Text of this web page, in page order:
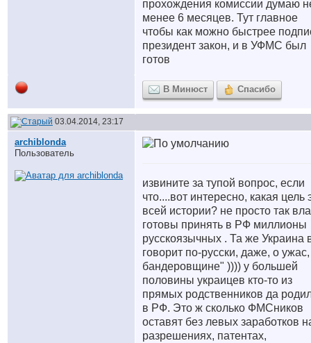
прохождения комиссии думаю
менее 6 месяцев. Тут главное
чтобы как можно быстрее
президент закон, и в УФМС был
готов
В Минюст Спасибо
03.04.2014, 23:17
archiblonda
Пользователь
извините за тупой вопрос, если
что....вот интересно, какая цель
всей истории? не просто так
готовы принять в РФ миллионы
русскоязычных . Та же Украина
говорит по-русски, даже, о
бандеровщине" )))) у большей
половины украицев кто-то из
прямых родственников да
в РФ. Это ж сколько ФМСников
оставят без левых заработков
разрешениях, патентах,